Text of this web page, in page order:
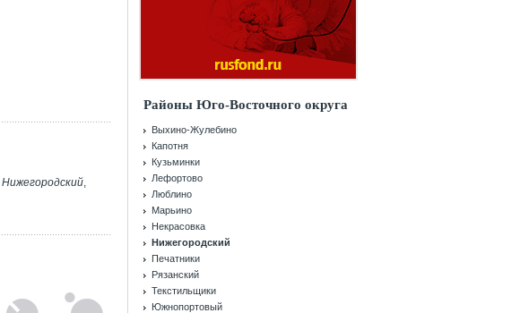
Нижегородский,
Районы Юго-Восточного округа
Выхино-Жулебино
Капотня
Кузьминки
Лефортово
Люблино
Марьино
Некрасовка
Нижегородский
Печатники
Рязанский
Текстильщики
Южнопортовый